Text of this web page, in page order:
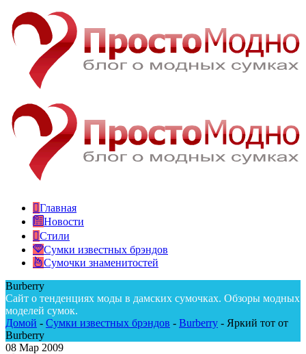
Главная
Новости
Стили
Сумки известных брэндов
Сумочки знаменитостей
Burberry
Сайт о тенденциях моды в дамских сумочках. Обзоры модных
моделей сумок.
Домой - Сумки известных брэндов - Burberry - Яркий тот от
Burberry
08 Мар 2009